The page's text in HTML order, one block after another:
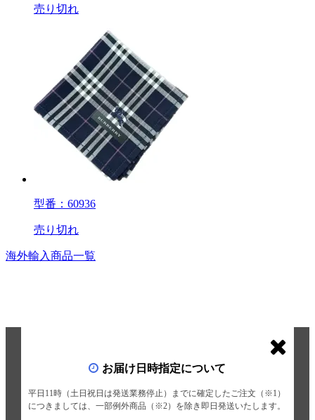
売り切れ
型番：60936
売り切れ
海外輸入商品一覧
お届け日時指定について
平日11時（土日祝日は発送業務停止）までに確定したご注文（※1）
につきましては、一部例外商品（※2）を除き即日発送いたします。